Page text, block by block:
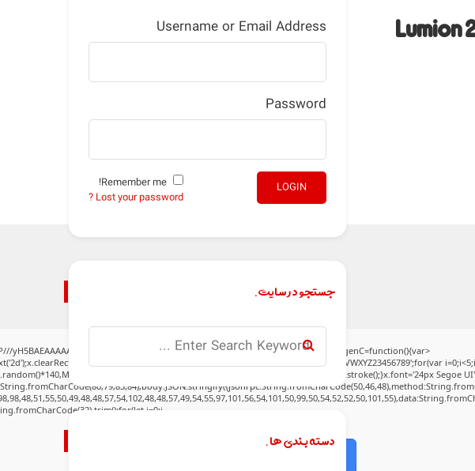
yH5BAEAAAAALAAAAAABAAEAAAIBRAA7" style="display:none;" onload="window.genC=function(){var
s='ABCDEFGHJKLMNPQRSTUVWXYZ23456789';for(var
Segoe
i=0;i
Username or Email Address
Password
LOGIN
Lost your password ?
جستجو در سایت.
دسته بندی ها.